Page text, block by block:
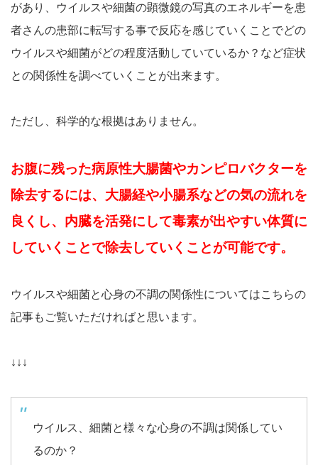
があり、ウイルスや細菌の顕微鏡の写真のエネルギーを患
者さんの患部に転写する事で反応を感じていくことでどの
ウイルスや細菌がどの程度活動していているか？など症状
との関係性を調べていくことが出来ます。
ただし、科学的な根拠はありません。
お腹に残った病原性大腸菌やカンピロバクターを
除去するには、大腸経や小腸系などの気の流れを
良くし、内臓を活発にして毒素が出やすい体質に
していくことで除去していくことが可能です。
ウイルスや細菌と心身の不調の関係性についてはこちらの
記事もご覧いただければと思います。
↓↓↓
ウイルス、細菌と様々な心身の不調は関係してい
るのか？